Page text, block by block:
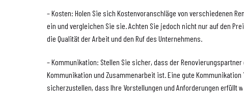
– Kosten: Holen Sie sich Kostenvoranschläge von verschiedenen
ein und vergleichen Sie sie. Achten Sie jedoch nicht nur auf den
die Qualität der Arbeit und den Ruf des Unternehmens.
– Kommunikation: Stellen Sie sicher, dass der
Kommunikation und Zusammenarbeit ist. Eine gute Kommunikation
sicherzustellen, dass Ihre Vorstellungen und Anforderungen erfüllt